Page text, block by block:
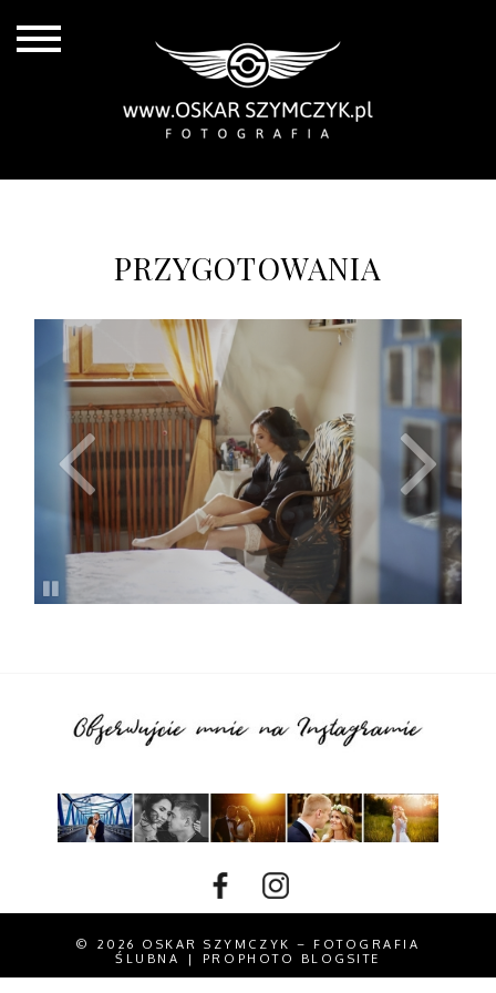
PRZYGOTOWANIA
© 2026 OSKAR SZYMCZYK – FOTOGRAFIA
ŚLUBNA
| PROPHOTO BLOGSITE